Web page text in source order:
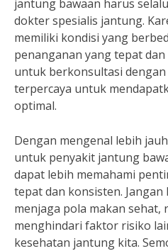
jantung bawaan harus
dokter spesialis jantung.
memiliki kondisi yang
penanganan yang tepat dan
untuk berkonsultasi
terpercaya untuk
optimal.
Dengan mengenal lebih
untuk penyakit jantung
dapat lebih memahami
tepat dan konsisten.
menjaga pola makan
menghindari faktor risiko
kesehatan jantung kita.